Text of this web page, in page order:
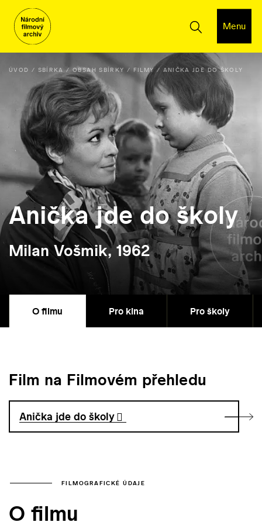
Menu
ÚVOD SBÍRKA OBSAH SBÍRKY FILMY ANIČKA JDE DO ŠKOLY
Anička jde do školy
Milan Vošmik, 1962
O filmu Pro kina Pro školy
Film na Filmovém přehledu
Anička jde do školy
FILMOGRAFICKÉ ÚDAJE
O filmu